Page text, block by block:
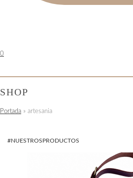
0
SHOP
Portada » artesania
#NUESTROSPRODUCTOS